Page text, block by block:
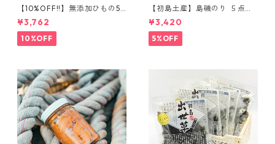
【10%OFF!!】無添加ひもの5
点セット
¥3,762
10%OFF
【初島土産】島磯のり ５点セ
ット
¥3,420
5%OFF